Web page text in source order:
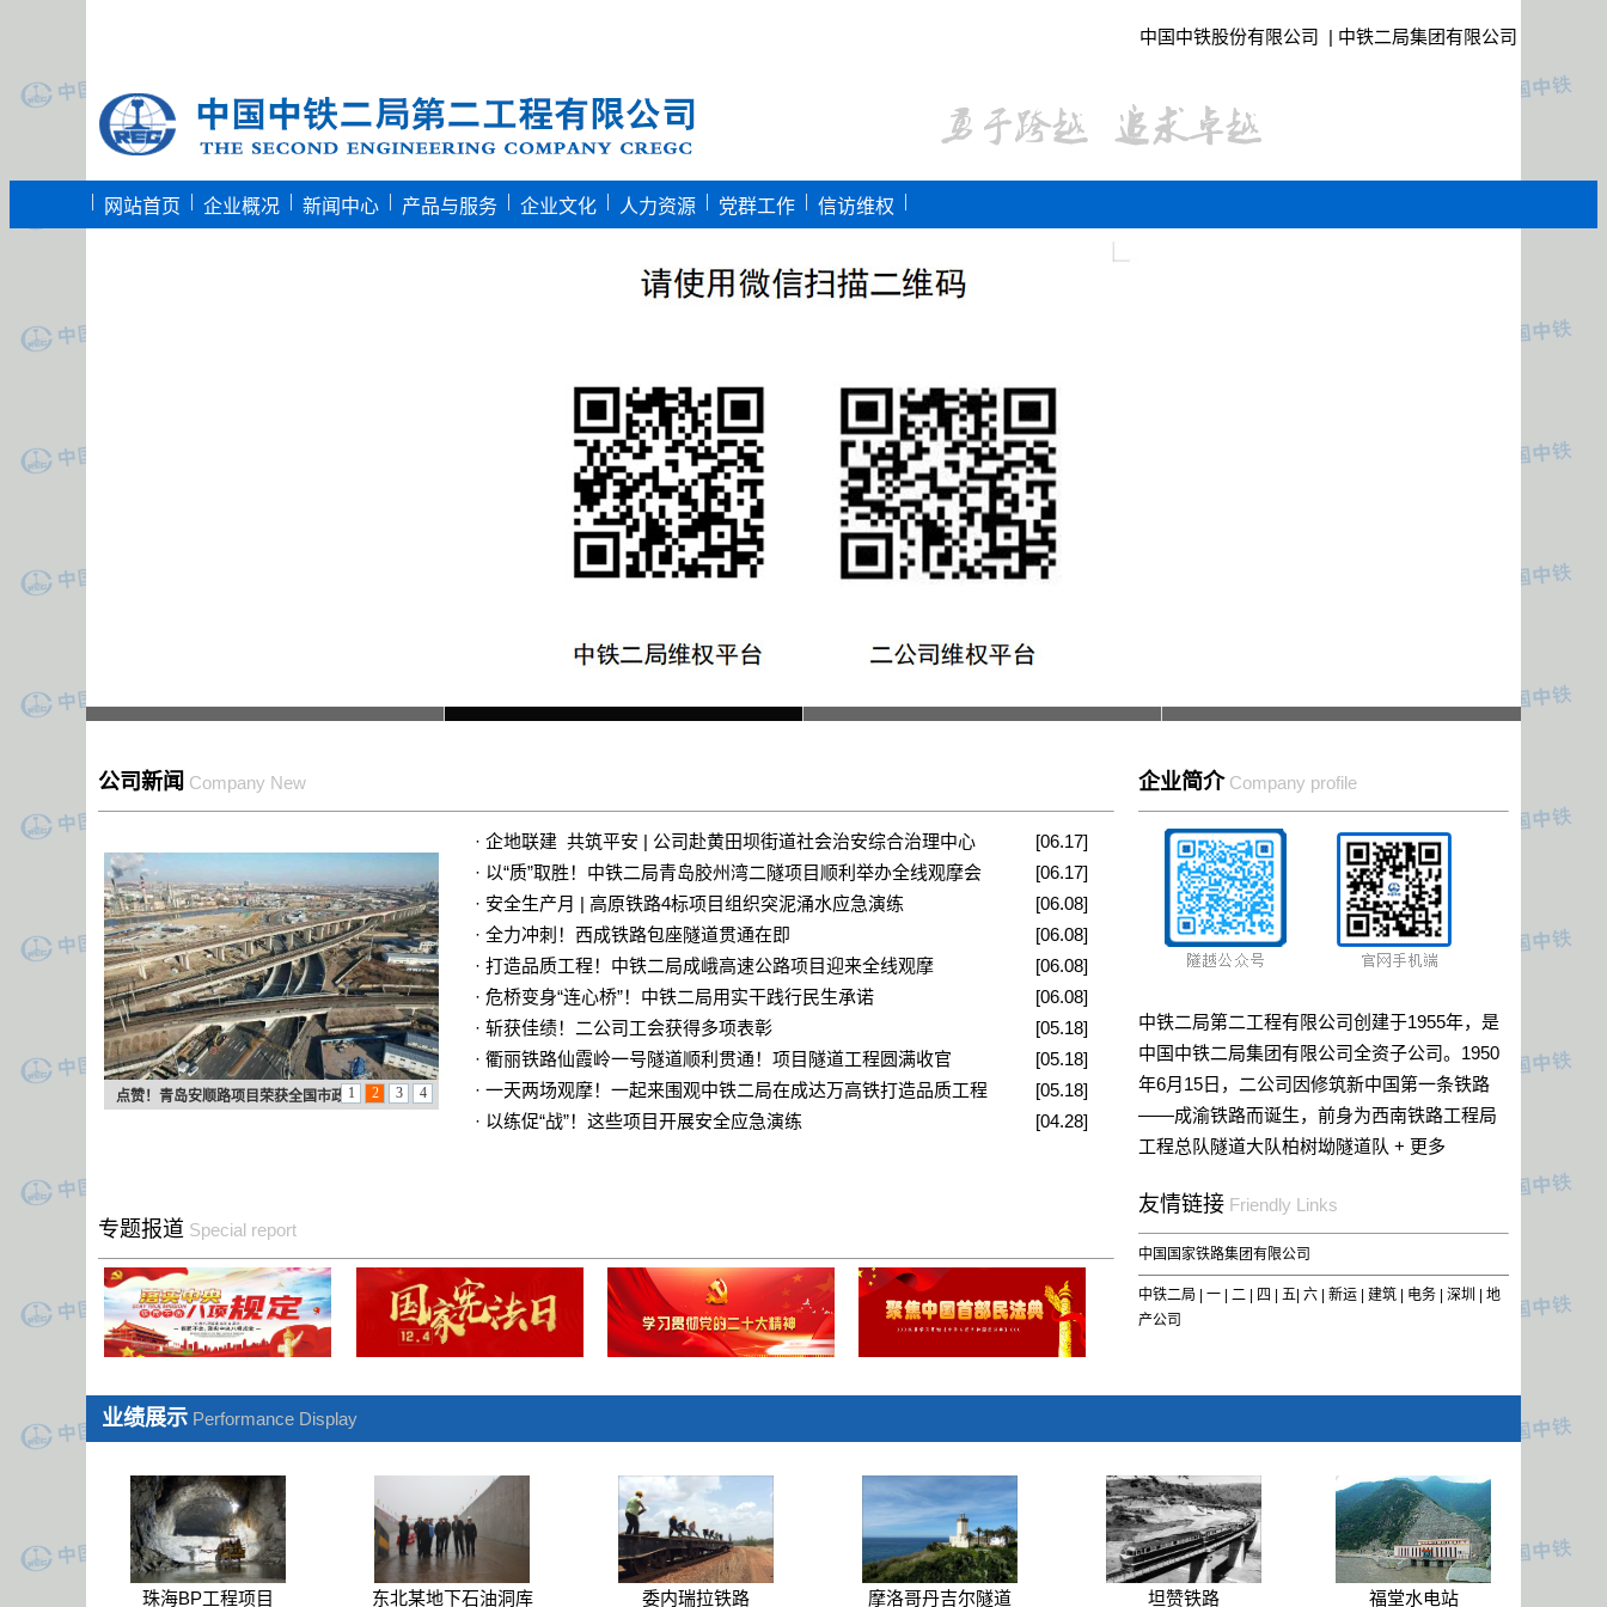
中国中铁股份有限公司 | 中铁二局集团有限公司
| 网站首页 | 企业概况 | 新闻中心 | 产品与服务 | 企业文化 | 人力资源 | 党群工作 | 信访维权 |
公司新闻 Company New
点赞！青岛安顺路项目荣获全国市政
的领先水平。该奖项系我国市政工程领域质量管理的
最高荣誉，代表行业工
1 2 3 4
· 企地联建 共筑平安 | 公司赴黄田坝街道社会治安综合治理中心
[06.17]
· 以“质”取胜！中铁二局青岛胶州湾二隧项目顺利举办全线观摩会
[06.17]
· 安全生产月 | 高原铁路4标项目组织突泥涌水应急演练
[06.08]
· 全力冲刺！西成铁路包座隧道贯通在即
[06.08]
· 打造品质工程！中铁二局成峨高速公路项目迎来全线观摩
[06.08]
· 危桥变身“连心桥”！中铁二局用实干践行民生承诺
[06.08]
· 斩获佳绩！二公司工会获得多项表彰
[05.18]
· 衢丽铁路仙霞岭一号隧道顺利贯通！项目隧道工程圆满收官
[05.18]
· 一天两场观摩！一起来围观中铁二局在成达万高铁打造品质工程
[05.18]
· 以练促“战”！这些项目开展安全应急演练 [04.28]
企业简介 Company profile
中铁二局第二工程有限公司创建于1955年，是
中国中铁二局集团有限公司全资子公司。1950
年6月15日，二公司因修筑新中国第一条铁路
——成渝铁路而诞生，前身为西南铁路工程局
工程总队隧道大队柏树坳隧道队 + 更多
专题报道 Special report
友情链接 Friendly Links
中国国家铁路集团有限公司
中铁二局 | 一 二 四 五 六 新运 建筑 电务 深圳
地
产公司
业绩展示 Performance Display
珠海BP工程项目 东北某地下石油洞库 委内瑞拉铁路 摩洛哥丹吉尔隧道 坦赞铁路 福堂水电站
珠海BP工程项目 东北某地下石油洞库 委内瑞拉铁路 摩洛哥丹吉尔隧道 坦赞铁路 福堂水电站